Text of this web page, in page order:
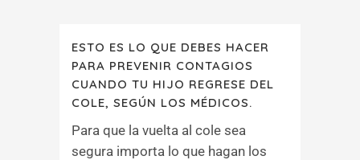
ESTO ES LO QUE DEBES HACER
PARA PREVENIR CONTAGIOS
CUANDO TU HIJO REGRESE DEL
COLE, SEGÚN LOS MÉDICOS.
Para que la vuelta al cole sea
segura importa lo que hagan los